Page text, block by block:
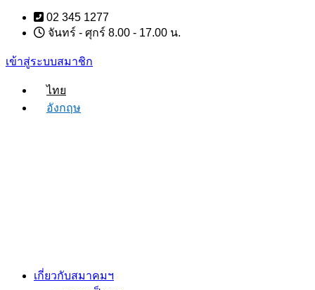
Skip
content
02 345 1277
จันทร์ - ศุกร์ 8.00 - 17.00 น.
เข้าสู่ระบบสมาชิก
ไทย
อังกฤษ
เกี่ยวกับสมาคมฯ